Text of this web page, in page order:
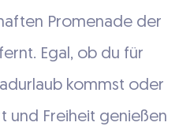
Promenade der
Egal, ob du für
kommst oder
und Freiheit genießen